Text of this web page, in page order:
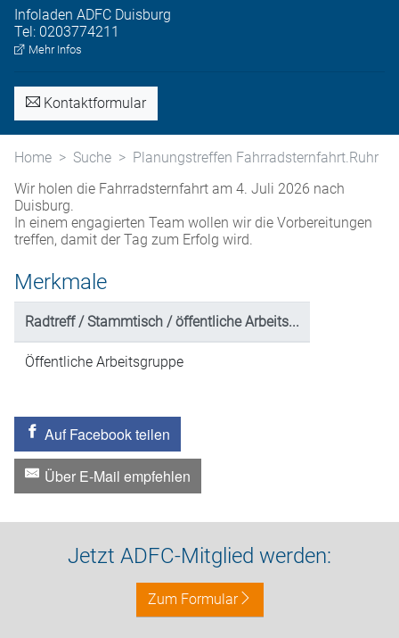
Infoladen ADFC Duisburg
Tel: 0203774211
Mehr Infos
Kontaktformular
Home Suche
Planungstreffen Fahrradsternfahrt.Ruhr
Wir holen die Fahrradsternfahrt am 4. Juli 2026 nach
Duisburg.
In einem engagierten Team wollen wir die Vorbereitungen
treffen, damit der Tag zum Erfolg wird.
Merkmale
Radtreff / Stammtisch / öffentliche Arbeits...
Öffentliche Arbeitsgruppe
Auf Facebook teilen
Über E-Mail empfehlen
Jetzt ADFC-Mitglied werden:
Zum Formular